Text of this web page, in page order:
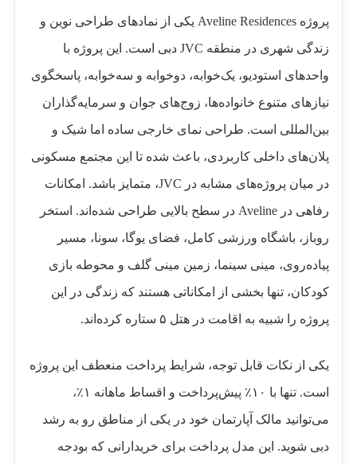
پروژه Aveline Residences یکی از نمادهای طراحی نوین و
زندگی شهری در منطقه JVC دبی است. این پروژه با
واحدهای استودیو، یک‌خوابه، دوخوابه و سه‌خوابه، پاسخگوی
نیازهای متنوع خانواده‌ها، زوج‌های جوان و سرمایه‌گذاران
بین‌المللی است. طراحی نمای خارجی ساده اما شیک و
پلان‌های داخلی کاربردی، باعث شده تا این مجتمع مسکونی
در میان پروژه‌های مشابه در JVC، متمایز باشد. امکانات
رفاهی در Aveline در سطح بالایی طراحی شده‌اند. استخر
روباز، باشگاه ورزشی کامل، فضای یوگا، سونا، مسیر
پیاده‌روی، مینی سینما، زمین مینی گلف و محوطه بازی
کودکان، تنها بخشی از امکاناتی هستند که زندگی در این
پروژه را شبیه به اقامت در هتل ۵ ستاره کرده‌اند.
یکی از نکات قابل توجه، شرایط پرداخت منعطف این پروژه
است. تنها با ۱۰٪ پیش‌پرداخت و اقساط ماهانه ۱٪،
می‌توانید مالک آپارتمان خود در یکی از مناطق رو به رشد
دبی شوید. این مدل پرداخت برای خریدارانی که بودجه